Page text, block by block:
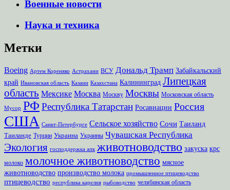
Военные новости
Наука и техника
Метки
Boeing Артем Кореняко Астрахани ВСУ Дональд Трамп Забайкальский
край Ивановская область Казани Казахстана Калининград Липецкая
область Мексике Москва Москву Москвы Московская область
Мусор РФ Республика Татарстан Росавиации Россия
США Санкт-Петербурге Сельское хозяйство Сочи Таиланд
Таиланде Турции Украина Украины Чувашская Республика
Экология господдержка апк животноводство закуска крс
молоко молочное животноводство мясное
животноводство производство молока промышленное птицеводство
птицеводство республика карелия рыбоводство челябинская область